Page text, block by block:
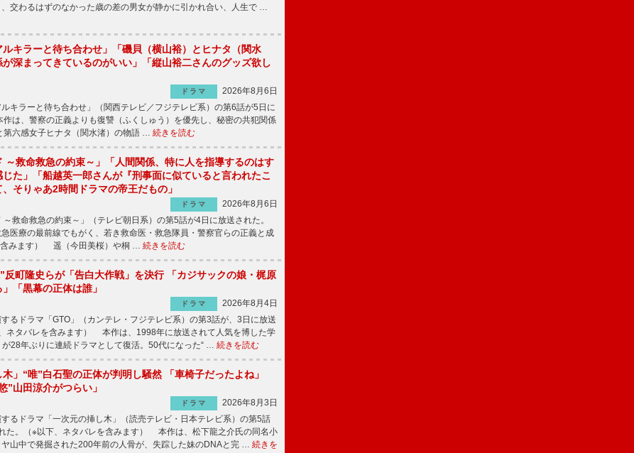
交わるはずのなかった歳の差の男女が静かに引かれ合い、人生で …
ルキラーと待ち合わせ」「磯貝（横山裕）とヒナタ（関水
深まってきているのがいい」「縦山裕二さんのグッズ欲し
ドラマ
2026年8月6日
キラーと待ち合わせ」（関西テレビ／フジテレビ系）の第6話が5日に
は、警察の正義よりも復讐（ふくしゅう）を優先し、秘密の共犯関係
第六感女子ヒナタ（関水渚）の物語 … 続きを読む
～救命救急の約束～」「人間関係、特に人を指導するのはす
た」「船越英一郎さんが『刑事面に似ていると言われたこ
そりゃあ2時間ドラマの帝王だもの」
ドラマ
2026年8月6日
救命救急の約束～」（テレビ朝日系）の第5話が4日に放送された。
医療の最前線でもがく、若き救命医・救急隊員・警察官らの正義と成
含みます） 遥（今田美桜）や桐 … 続きを読む
”反町隆史らが「告白大作戦」を決行 「カジサックの娘・梶原
「黒幕の正体は誰」
ドラマ
2026年8月4日
るドラマ「GTO」（カンテレ・フジテレビ系）の第3話が、3日に放送
ネタバレを含みます） 本作は、1998年に放送されて人気を博した学
が28年ぶりに連続ドラマとして復活。50代になった“ … 続きを読む
木」“唯”白石聖の正体が判明し騒然 「車椅子だったよね」
”山田涼介がつらい」
ドラマ
2026年8月3日
るドラマ「一次元の挿し木」（読売テレビ・日本テレビ系）の第5話
た。（※以下、ネタバレを含みます） 本作は、松下龍之介氏の同名小
山中で発掘された200年前の人骨が、失踪した妹のDNAと完 … 続きを